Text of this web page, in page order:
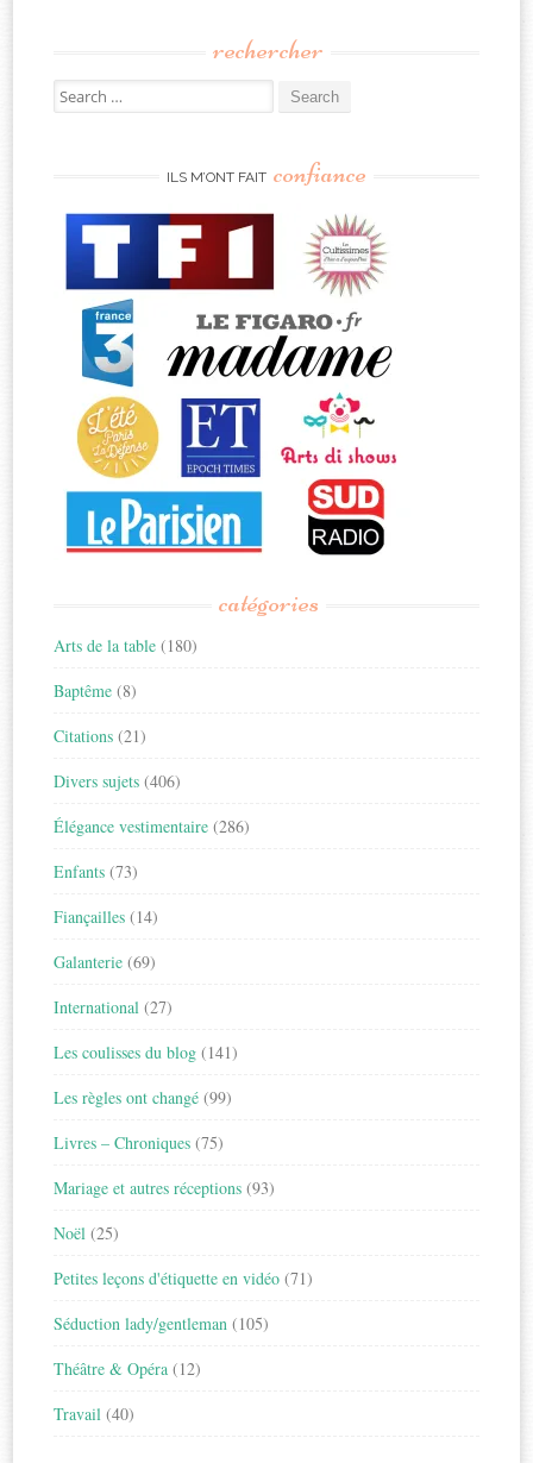
rechercher
Search
for:
ILS M’ONT FAIT confiance
catégories
Arts de la table (180)
Baptême (8)
Citations (21)
Divers sujets (406)
Élégance vestimentaire (286)
Enfants (73)
Fiançailles (14)
Galanterie (69)
International (27)
Les coulisses du blog (141)
Les règles ont changé (99)
Livres – Chroniques (75)
Mariage et autres réceptions (93)
Noël (25)
Petites leçons d'étiquette en vidéo (71)
Séduction lady/gentleman (105)
Théâtre & Opéra (12)
Travail (40)